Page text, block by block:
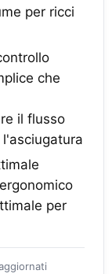
per ricci
che
il flusso
per